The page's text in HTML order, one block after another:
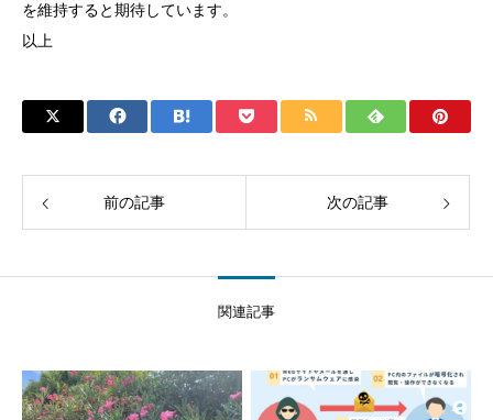
を維持すると期待しています。
以上
前の記事 次の記事
関連記事